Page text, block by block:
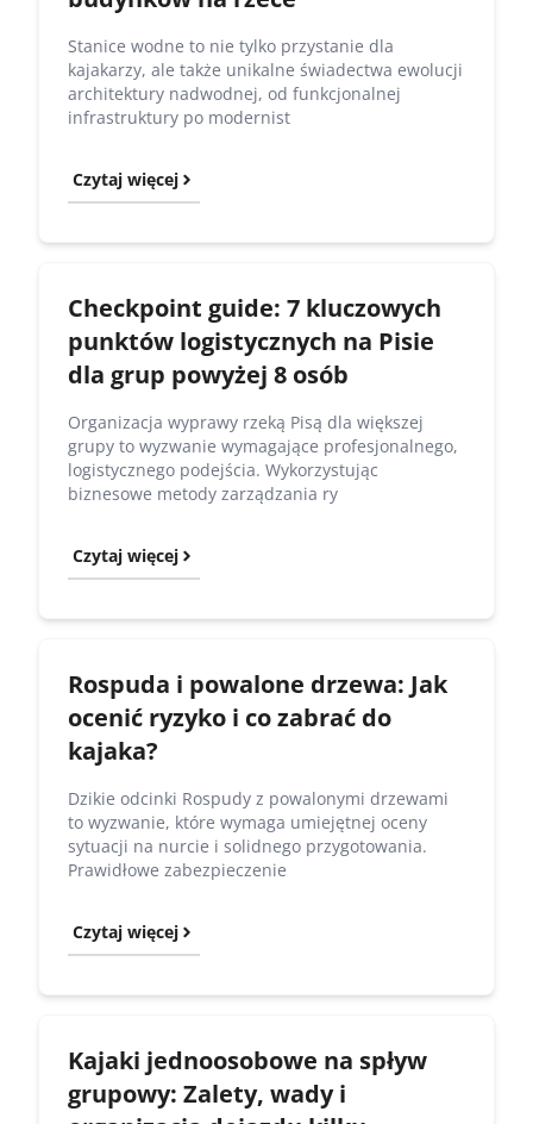
Stanice wodne to nie tylko przystanie dla
kajakarzy, ale także unikalne świadectwa ewolucji
architektury nadwodnej, od funkcjonalnej
infrastruktury po modernist
Czytaj więcej
Checkpoint guide: 7 kluczowych
punktów logistycznych na Pisie
dla grup powyżej 8 osób
Organizacja wyprawy rzeką Pisą dla większej
grupy to wyzwanie wymagające profesjonalnego,
logistycznego podejścia. Wykorzystując
biznesowe metody zarządzania ry
Czytaj więcej
Rospuda i powalone drzewa: Jak
ocenić ryzyko i co zabrać do
kajaka?
Dzikie odcinki Rospudy z powalonymi drzewami
to wyzwanie, które wymaga umiejętnej oceny
sytuacji na nurcie i solidnego przygotowania.
Prawidłowe zabezpieczenie
Czytaj więcej
Kajaki jednoosobowe na spływ
grupowy: Zalety, wady i